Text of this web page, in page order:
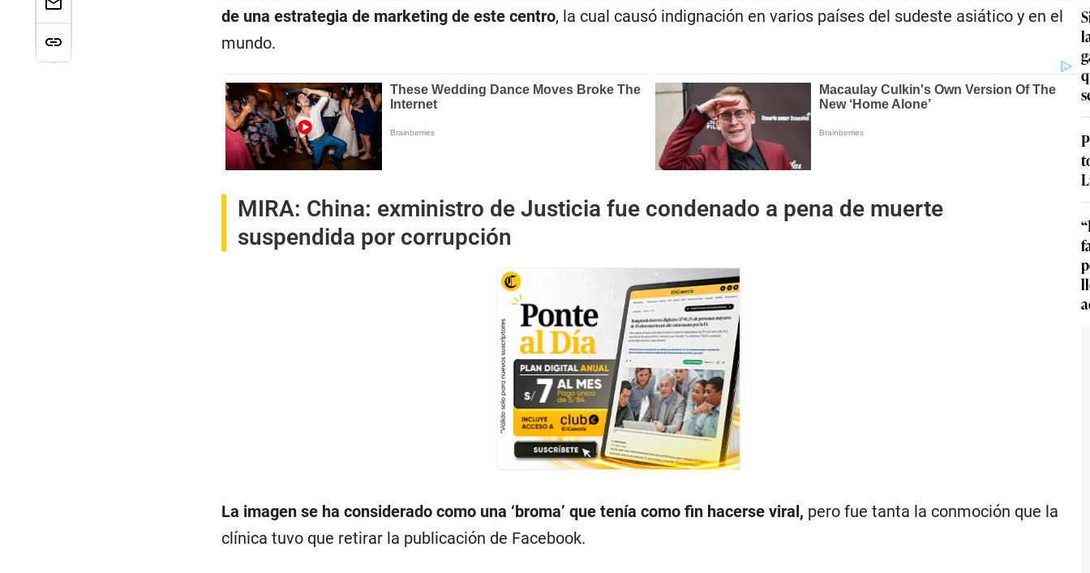
de una estrategia de marketing de este centro, la cual causó indignación en varios países del sudeste asiático y en el
mundo.
MIRA: China: exministro de Justicia fue condenado a pena de muerte
suspendida por corrupción
La imagen se ha considerado como una ‘broma’ que tenía como fin hacerse viral, pero fue tanta la conmoción que la
clínica tuvo que retirar la publicación de Facebook.